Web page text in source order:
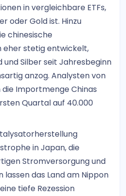
in vergleichbare ETFs,
oder Gold ist. Hinzu
chinesische
eher stetig entwickelt,
und Silber seit Jahresbeginn
anzog. Analysten von
Importmenge Chinas
Quartal auf 40.000
in Japan, die
Stromversorgung und
lassen das Land am Nippon
tiefe Rezession